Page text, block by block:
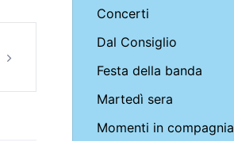
Concerti
Dal Consiglio
Festa della banda
Martedì sera
Momenti in compagnia